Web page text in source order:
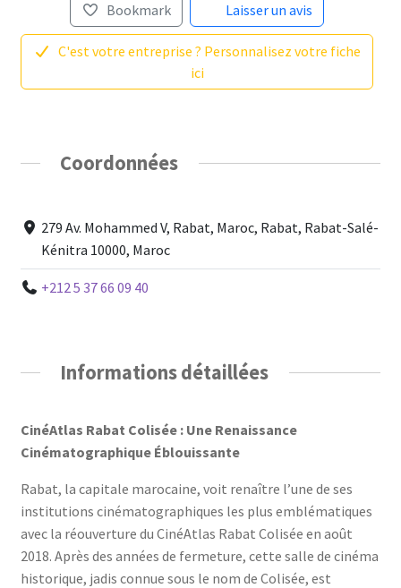
Bookmark Laisser un avis
C'est votre entreprise ? Personnalisez votre fiche
ici
Coordonnées
279 Av. Mohammed V, Rabat, Maroc, Rabat, Rabat-Salé-
Kénitra 10000, Maroc
+212 5 37 66 09 40
Informations détaillées
CinéAtlas Rabat Colisée : Une Renaissance
Cinématographique Éblouissante
Rabat, la capitale marocaine, voit renaître l’une de ses
institutions cinématographiques les plus emblématiques
avec la réouverture du CinéAtlas Rabat Colisée en août
2018. Après des années de fermeture, cette salle de cinéma
historique, jadis connue sous le nom de Colisée, est